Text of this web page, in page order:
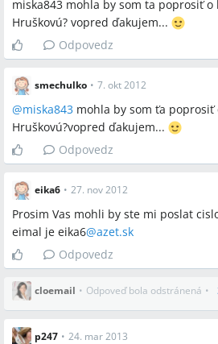
miska843 mohla by som ta poprosiť
Hruškovú? vopred ďakujem...
Odpovedz
smechulko • 7. okt 2012
@miska843 mohla by som ťa
Hruškovú?vopred ďakujem...
Odpovedz
eika6 • 27. nov 2012
Prosim Vas mohli by ste mi poslat
eimal je eika6@azet.sk
Odpovedz
cloemail • Odpoveď bola odstránená •
p247 • 24. mar 2013